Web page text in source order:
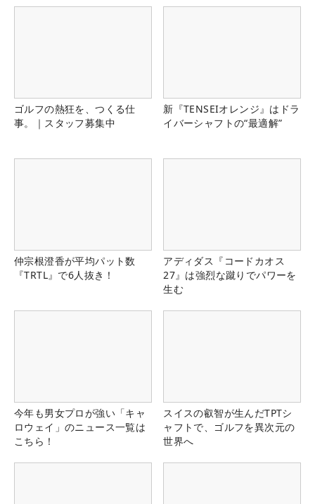
ゴルフの熱狂を、つくる仕
事。｜スタッフ募集中
新『TENSEIオレンジ』はドラ
イバーシャフトの“最適解”
仲宗根澄香が平均パット数
『TRTL』で6人抜き！
アディダス『コードカオス
27』は強烈な蹴りでパワーを
生む
今年も男女プロが強い「キャ
ロウェイ」のニュース一覧は
こちら！
スイスの叡智が生んだTPTシ
ャフトで、ゴルフを異次元の
世界へ